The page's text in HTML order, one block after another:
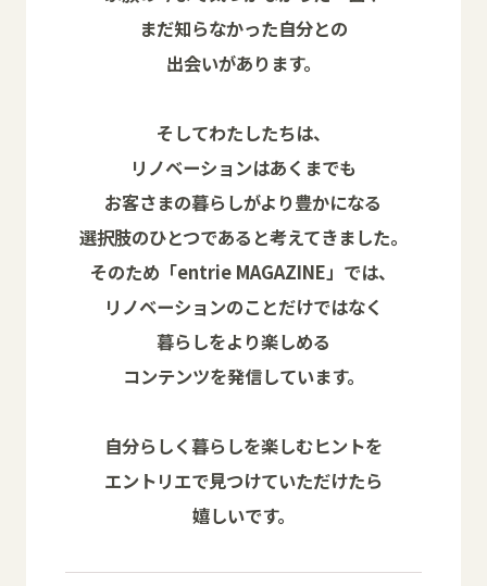
まだ知らなかった自分との
出会いがあります。
そしてわたしたちは、
リノベーションはあくまでも
お客さまの暮らしがより豊かになる
選択肢のひとつであると考えてきました。
そのため「entrie MAGAZINE」では、
リノベーションのことだけではなく
暮らしをより楽しめる
コンテンツを発信しています。
自分らしく暮らしを楽しむヒントを
エントリエで見つけていただけたら
嬉しいです。